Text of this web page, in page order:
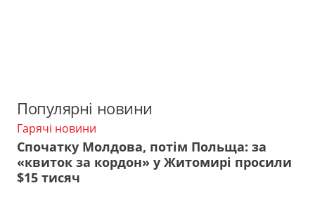
Популярні новини
Гарячі новини
Спочатку Молдова, потім Польща: за
«квиток за кордон» у Житомирі просили
$15 тисяч